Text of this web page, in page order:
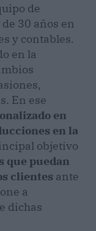
de
30 años en
y contables.
en la
En ese
en
en la
objetivo
que puedan
clientes ante
a
dichas